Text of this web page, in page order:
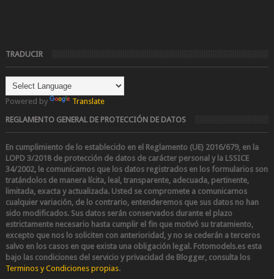
TRADUCIR
Powered by
Translate
REGLAMENTO GENERAL DE PROTECCIÓN DE DATOS
En cumplimiento de lo establecido en el Reglamento (UE) 2016/679, en la
LOPD 3/2018 de protección de datos de carácter personal y la LSSICE
34/2002, le comunicamos que los datos registrados en los formularios son
tratándolos de manera lícita, leal, transparente, adecuada, pertinente,
limitada, exacta y actualizada. Usted se compromete a comunicarnos
cualquier variación, de lo contrario, entenderemos que sus datos no han
sido modificados. Sus datos serán conservados durante el plazo
estrictamente necesario hasta cumplir el fin que motivó su tratamiento,
excepto que nos lo soliciten con anterioridad, y no se cederán a terceros
salvo en los casos en que exista una obligación legal.Fotomodels.es esta
bajo las condiciones del servicio y privacidad de Blogger, consulta los
Terminos y Condiciones propias.